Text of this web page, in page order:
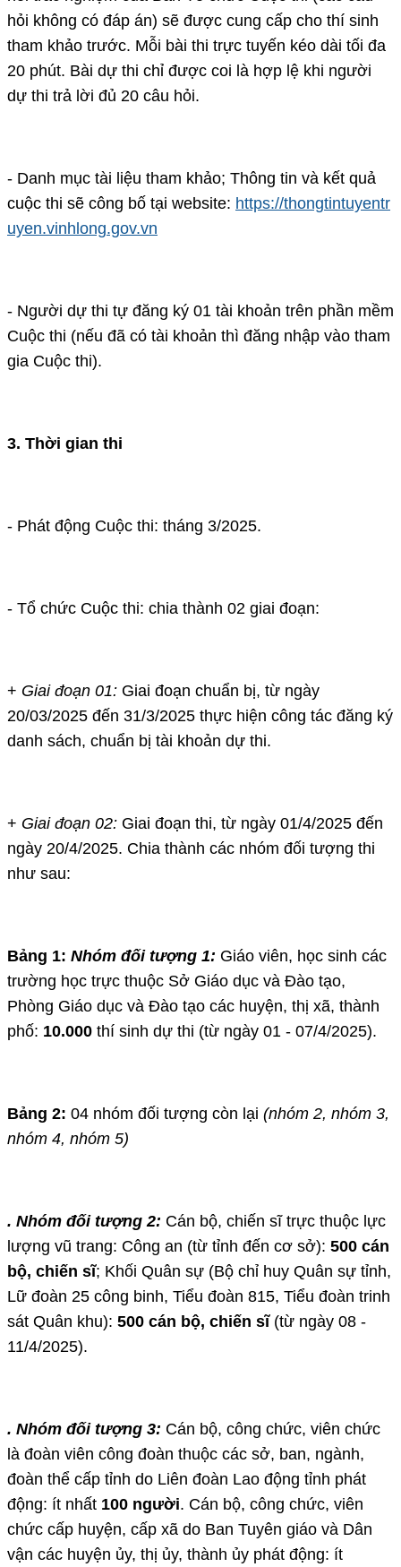
hỏi không có đáp án) sẽ được cung cấp cho thí sinh
tham khảo trước. Mỗi bài thi trực tuyến kéo dài tối đa
20 phút. Bài dự thi chỉ được coi là hợp lệ khi người
dự thi trả lời đủ 20 câu hỏi.
- Danh mục tài liệu tham khảo; Thông tin và kết quả
cuộc thi sẽ công bố tại website: https://thongtintuyentr
uyen.vinhlong.gov.vn
- Người dự thi tự đăng ký 01 tài khoản trên phần mềm
Cuộc thi (nếu đã có tài khoản thì đăng nhập vào tham
gia Cuộc thi).
3. Thời gian thi
- Phát động Cuộc thi: tháng 3/2025.
- Tổ chức Cuộc thi: chia thành 02 giai đoạn:
+ Giai đoạn 01: Giai đoạn chuẩn bị, từ ngày
20/03/2025 đến 31/3/2025 thực hiện công tác đăng ký
danh sách, chuẩn bị tài khoản dự thi.
+ Giai đoạn 02: Giai đoạn thi, từ ngày 01/4/2025 đến
ngày 20/4/2025. Chia thành các nhóm đối tượng thi
như sau:
Bảng 1: Nhóm đối tượng 1: Giáo viên, học sinh các
trường học trực thuộc Sở Giáo dục và Đào tạo,
Phòng Giáo dục và Đào tạo các huyện, thị xã, thành
phố: 10.000 thí sinh dự thi (từ ngày 01 - 07/4/2025).
Bảng 2: 04 nhóm đối tượng còn lại (nhóm 2, nhóm 3,
nhóm 4, nhóm 5)
. Nhóm đối tượng 2: Cán bộ, chiến sĩ trực thuộc lực
lượng vũ trang: Công an (từ tỉnh đến cơ sở): 500 cán
bộ, chiến sĩ; Khối Quân sự (Bộ chỉ huy Quân sự tỉnh,
Lữ đoàn 25 công binh, Tiểu đoàn 815, Tiểu đoàn trinh
sát Quân khu): 500 cán bộ, chiến sĩ(từ ngày 08 -
11/4/2025).
. Nhóm đối tượng 3: Cán bộ, công chức, viên chức
là đoàn viên công đoàn thuộc các sở, ban, ngành,
đoàn thể cấp tỉnh do Liên đoàn Lao động tỉnh phát
động: ít nhất 100 người. Cán bộ, công chức, viên
chức cấp huyện, cấp xã do Ban Tuyên giáo và Dân
vận các huyện ủy, thị ủy, thành ủy phát động: ít